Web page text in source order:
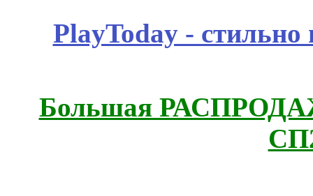
PlayToday -
Большая